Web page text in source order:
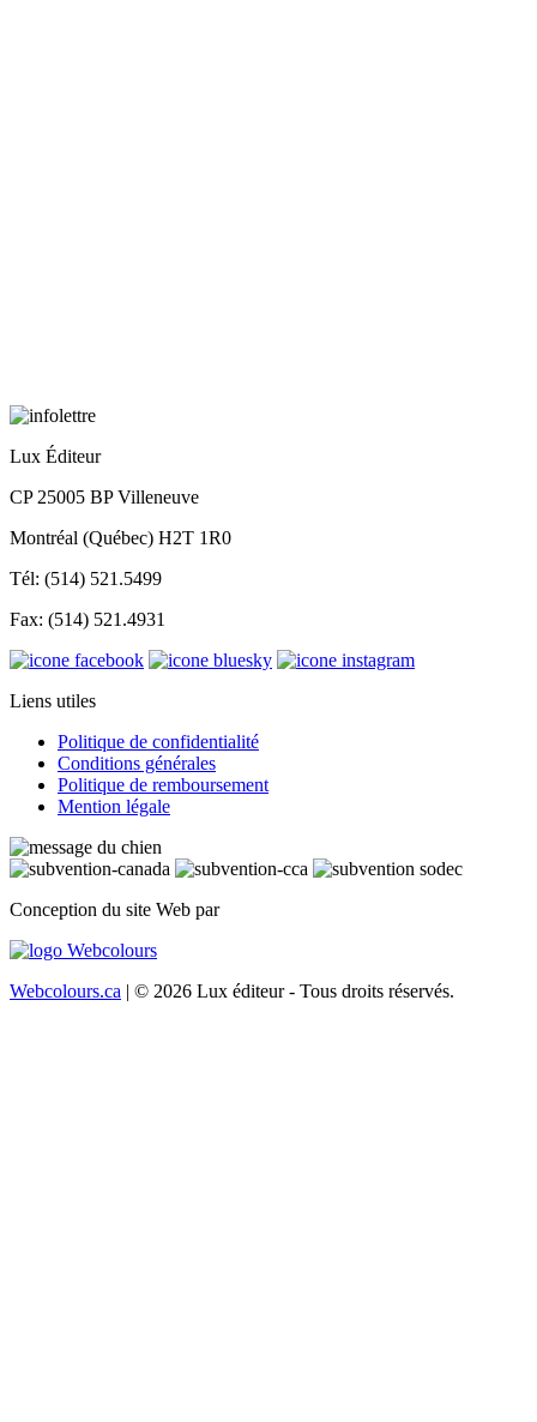
Lux Éditeur
CP 25005 BP Villeneuve
Montréal (Québec) H2T 1R0
Tél: (514) 521.5499
Fax: (514) 521.4931
Liens utiles
Politique de confidentialité
Conditions générales
Politique de remboursement
Mention légale
Conception du site Web par
Webcolours.ca | © 2026 Lux éditeur - Tous droits réservés.